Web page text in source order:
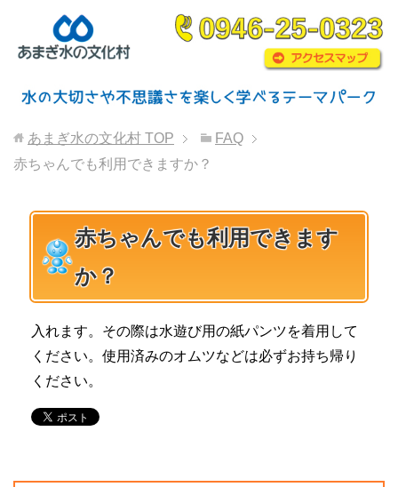
あまぎ水の文化村 TOP
FAQ
赤ちゃんでも利用できますか？
赤ちゃんでも利用できます
か？
入れます。その際は水遊び用の紙パンツを着用して
ください。使用済みのオムツなどは必ずお持ち帰り
ください。